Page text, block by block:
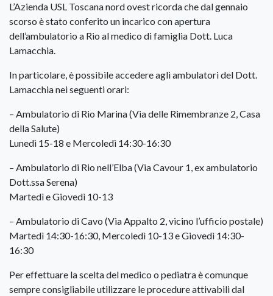
L’Azienda USL Toscana nord ovest ricorda che dal gennaio
scorso è stato conferito un incarico con apertura
dell’ambulatorio a Rio al medico di famiglia Dott. Luca
Lamacchia.
In particolare, è possibile accedere agli ambulatori del Dott.
Lamacchia nei seguenti orari:
– Ambulatorio di Rio Marina (Via delle Rimembranze 2, Casa
della Salute)
Lunedì 15-18 e Mercoledì 14:30-16:30
– Ambulatorio di Rio nell’Elba (Via Cavour 1, ex ambulatorio
Dott.ssa Serena)
Martedì e Giovedì 10-13
– Ambulatorio di Cavo (Via Appalto 2, vicino l’ufficio postale)
Martedì 14:30-16:30, Mercoledì 10-13 e Giovedì 14:30-
16:30
Per effettuare la scelta del medico o pediatra è comunque
sempre consigliabile utilizzare le procedure attivabili dal